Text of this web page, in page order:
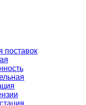
поставок